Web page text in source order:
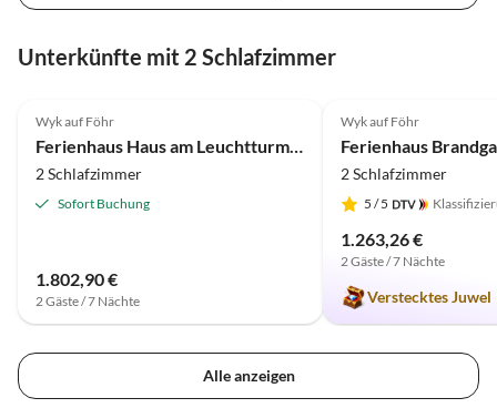
Unterkünfte mit 2 Schlafzimmer
Wyk auf Föhr
Ferienhaus Haus am Leuchtturm Hausteil 5
2 Schlafzimmer
Sofort Buchung
1.802,90 €
2 Gäste / 7 Nächte
Wyk auf Föhr
2 Schlafzimmer
5 / 5
1.263,26 €
2 Gäste / 7 Nächte
Verstecktes Juwel
Alle anzeigen